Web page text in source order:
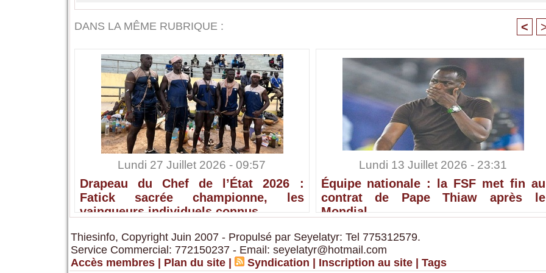
DANS LA MÊME RUBRIQUE : <
Lundi 27 Juillet 2026 - 09:57
Drapeau du Chef de l’État 2026 :
Fatick sacrée championne, les
vainqueurs individuels connus
Lundi 13 Juillet 2026 - 23:31
Équipe nationale : la FSF met fin au
contrat de Pape Thiaw après le
Mondial
Thiesinfo, Copyright Juin 2007 - Propulsé par Seyelatyr: Tel 775312579.
Service Commercial: 772150237 - Email: seyelatyr@hotmail.com
Accès membres
Plan du site Syndication Inscription au site Tags